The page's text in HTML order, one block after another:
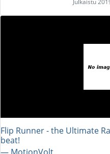
Flip Runner - the Ultimate
beat!